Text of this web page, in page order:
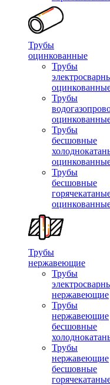
Трубы
оцинкованные
Трубы
Трубы
Трубы
бесшовные
Трубы
бесшовные
Трубы
нержавеющие
Трубы
нержавеющие
Трубы
нержавеющие
бесшовные
Трубы
нержавеющие
бесшовные